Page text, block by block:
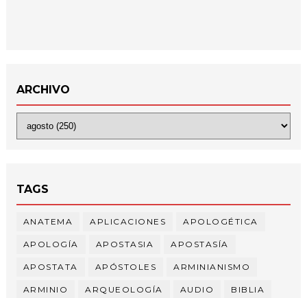
ARCHIVO
TAGS
ANATEMA APLICACIONES APOLOGÉTICA
APOLOGÍA APOSTASIA APOSTASÍA
APOSTATA APÓSTOLES ARMINIANISMO
ARMINIO ARQUEOLOGÍA AUDIO BIBLIA